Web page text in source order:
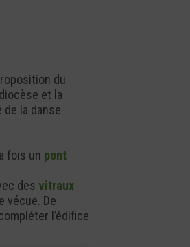
du
et la
de la danse
fois un pont
des vitraux
vécue. De
l’édifice